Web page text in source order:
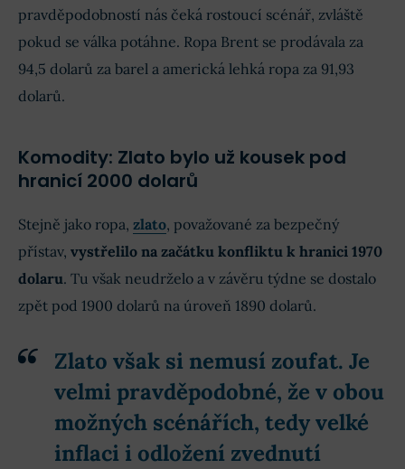
pravděpodobností nás čeká rostoucí scénář, zvláště
pokud se válka potáhne. Ropa Brent se prodávala za
94,5 dolarů za barel a americká lehká ropa za 91,93
dolarů.
Komodity: Zlato bylo už kousek pod
hranicí 2000 dolarů
Stejně jako ropa, zlato, považované za bezpečný
přístav, vystřelilo na začátku konfliktu k hranici 1970
dolaru. Tu však neudrželo a v závěru týdne se dostalo
zpět pod 1900 dolarů na úroveň 1890 dolarů.
Zlato však si nemusí zoufat. Je
velmi pravděpodobné, že v obou
možných scénářích, tedy velké
inflaci i odložení zvednutí